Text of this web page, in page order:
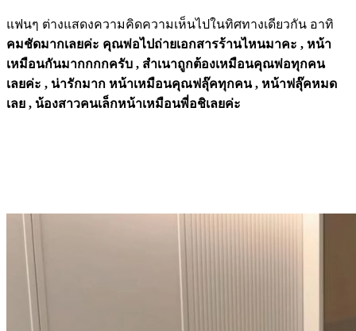
แฟนๆ ต่างแสดงความคิดความเห็นไปในทิศทางเดียวกัน อาทิ
คมชัดมากเลยค่ะ คุณพ่อไปถ่ายเอกสารร้านไหนมาคะ , หน้า
เหมือนกันมากกกกครับ , สำเนาถูกต้องเหมือนคุณพ่อทุกคน
เลยค่ะ , น่ารักมาก หน้าเหมือนคุณฟลุ๊คทุกคน , หน้าฟลุ๊คหมด
เลย , น้องสาวคนเล็กหน้าเหมือนพี่อชิเลยค่ะ